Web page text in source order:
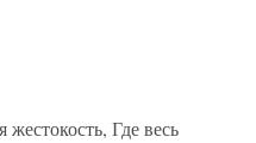
Где весь